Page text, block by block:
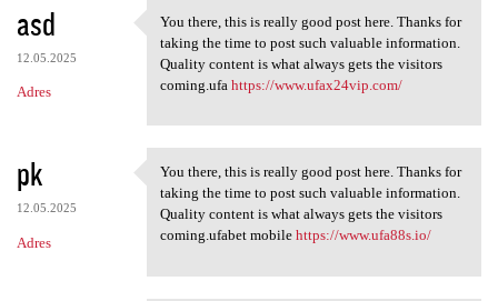
asd
12.05.2025
Adres
You there, this is really
You there, this is really good post here. Thanks for
taking the time to post such valuable information.
Quality content is what always gets the visitors
coming.ufa https://www.ufax24vip.com/
pk
12.05.2025
Adres
You there, this is really
You there, this is really good post here. Thanks for
taking the time to post such valuable information.
Quality content is what always gets the visitors
coming.ufabet mobile https://www.ufa88s.io/